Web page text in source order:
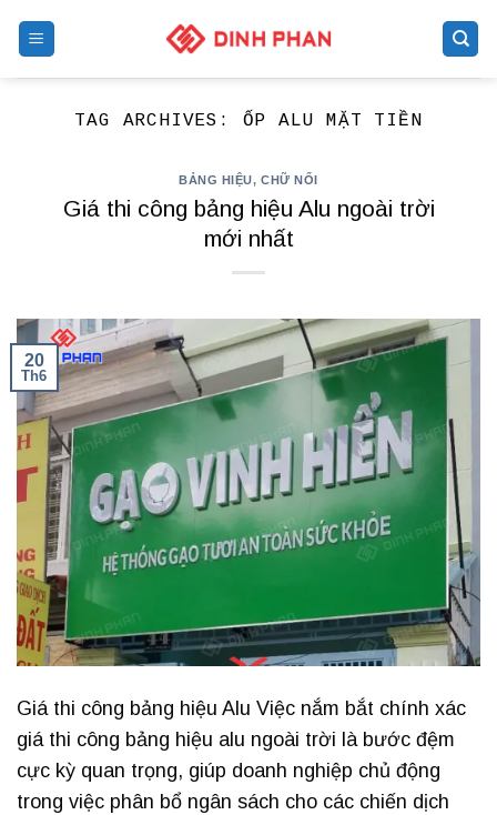
TAG ARCHIVES: ỐP ALU MẶT TIỀN
BẢNG HIỆU,CHỮ NỔI
Giá thi công bảng hiệu Alu ngoài trời
mới nhất
20
Th6
Giá thi công bảng hiệu Alu Việc nắm bắt chính xác
giá thi công bảng hiệu alu ngoài trời là bước đệm
cực kỳ quan trọng, giúp doanh nghiệp chủ động
trong việc phân bổ ngân sách cho các chiến dịch